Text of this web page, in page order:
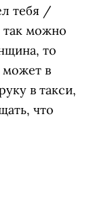
тебя /
так можно
то
в
в такси,
что